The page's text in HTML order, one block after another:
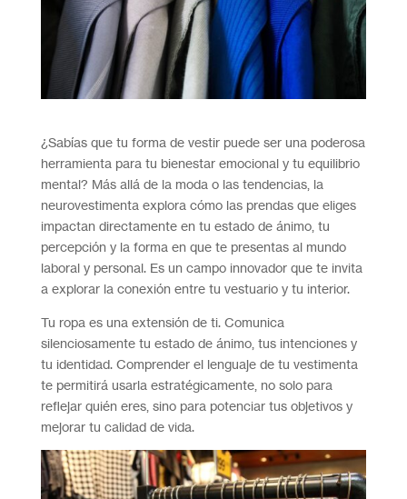
¿Sabías que tu forma de vestir puede ser una poderosa
herramienta para tu bienestar emocional y tu equilibrio
mental? Más allá de la moda o las tendencias, la
neurovestimenta explora cómo las prendas que eliges
impactan directamente en tu estado de ánimo, tu
percepción y la forma en que te presentas al mundo
laboral y personal. Es un campo innovador que te invita
a explorar la conexión entre tu vestuario y tu interior.
Tu ropa es una extensión de ti. Comunica
silenciosamente tu estado de ánimo, tus intenciones y
tu identidad. Comprender el lenguaje de tu vestimenta
te permitirá usarla estratégicamente, no solo para
reflejar quién eres, sino para potenciar tus objetivos y
mejorar tu calidad de vida.